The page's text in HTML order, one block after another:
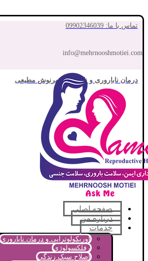
تماس با ما: 09902346039
info@mehrnooshmotiei.com
درمان ناباروری و نازایی با مهرنوش مطیعی
صفحه اصلی
درباره من
خدمات
اوریکولوتراپی و درمان ناباروری
رفلکسولوژی
اصلاح سبک زندگی